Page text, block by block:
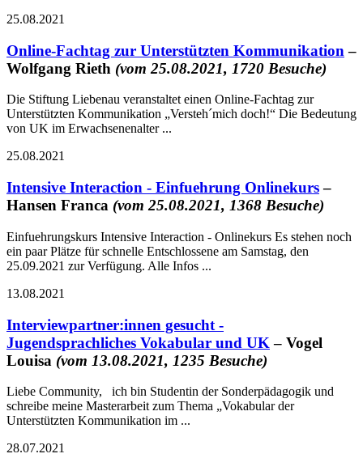
25.08.2021
Online-Fachtag zur Unterstützten Kommunikation –
Wolfgang Rieth (vom 25.08.2021, 1720 Besuche)
Die Stiftung Liebenau veranstaltet einen Online-Fachtag zur
Unterstützten Kommunikation „Versteh´mich doch!“ Die Bedeutung
von UK im Erwachsenenalter ...
25.08.2021
Intensive Interaction - Einfuehrung Onlinekurs–
Hansen Franca (vom 25.08.2021, 1368 Besuche)
Einfuehrungskurs Intensive Interaction - Onlinekurs Es stehen noch
ein paar Plätze für schnelle Entschlossene am Samstag, den
25.09.2021 zur Verfügung. Alle Infos ...
13.08.2021
Interviewpartner:innen gesucht -
Jugendsprachliches Vokabular und UK – Vogel
Louisa (vom 13.08.2021, 1235 Besuche)
Liebe Community, ich bin Studentin der Sonderpädagogik und
schreibe meine Masterarbeit zum Thema „Vokabular der
Unterstützten Kommunikation im ...
28.07.2021